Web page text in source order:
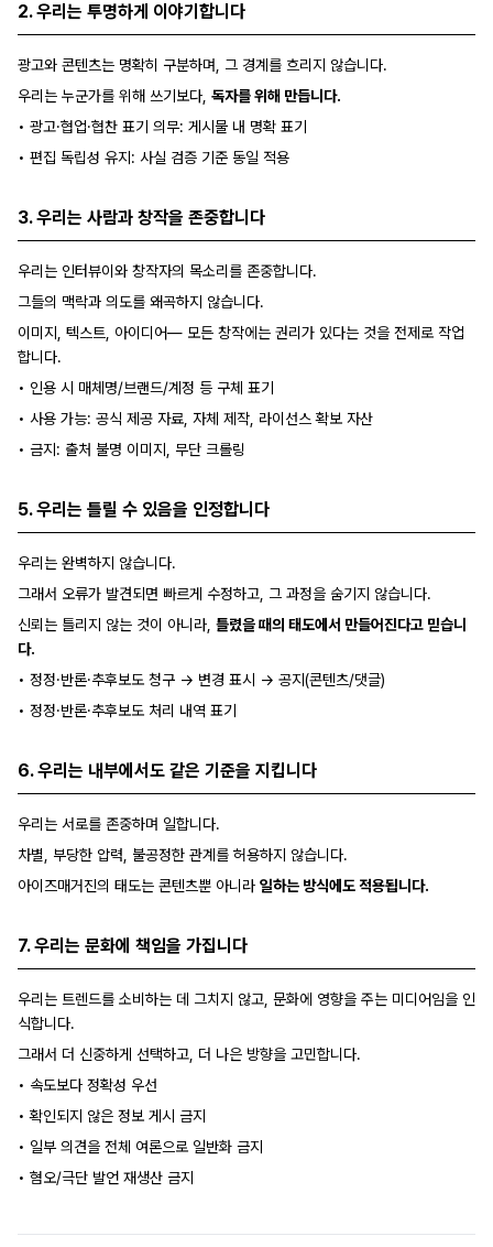
2. 우리는 투명하게 이야기합니다
광고와 콘텐츠는 명확히 구분하며, 그 경계를 흐리지 않습니다.
우리는 누군가를 위해 쓰기보다, 독자를 위해 만듭니다.
• 광고·협업·협찬 표기 의무: 게시물 내 명확 표기
• 편집 독립성 유지: 사실 검증 기준 동일 적용
3. 우리는 사람과 창작을 존중합니다
우리는 인터뷰이와 창작자의 목소리를 존중합니다.
그들의 맥락과 의도를 왜곡하지 않습니다.
이미지, 텍스트, 아이디어— 모든 창작에는 권리가 있다는 것을 전제로 작업
합니다.
• 인용 시 매체명/브랜드/계정 등 구체 표기
• 사용 가능: 공식 제공 자료, 자체 제작, 라이선스 확보 자산
• 금지: 출처 불명 이미지, 무단 크롤링
5. 우리는 틀릴 수 있음을 인정합니다
우리는 완벽하지 않습니다.
그래서 오류가 발견되면 빠르게 수정하고, 그 과정을 숨기지 않습니다.
신뢰는 틀리지 않는 것이 아니라, 틀렸을 때의 태도에서 만들어진다고 믿습니
다.
• 정정·반론·추후보도 청구 → 변경 표시 → 공지(콘텐츠/댓글)
• 정정·반론·추후보도 처리 내역 표기
6. 우리는 내부에서도 같은 기준을 지킵니다
우리는 서로를 존중하며 일합니다.
차별, 부당한 압력, 불공정한 관계를 허용하지 않습니다.
아이즈매거진의 태도는 콘텐츠뿐 아니라 일하는 방식에도 적용됩니다.
7. 우리는 문화에 책임을 가집니다
우리는 트렌드를 소비하는 데 그치지 않고, 문화에 영향을 주는 미디어임을 인
식합니다.
그래서 더 신중하게 선택하고, 더 나은 방향을 고민합니다.
• 속도보다 정확성 우선
•확인되지 않은 정보 게시 금지
• 일부 의견을 전체 여론으로 일반화 금지
• 혐오/극단 발언 재생산 금지